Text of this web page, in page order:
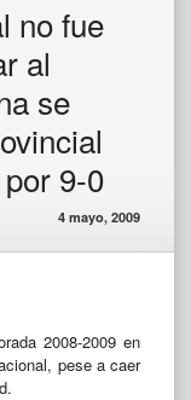
no fue
al
se
9-0
4 mayo, 2009
2008-2009 en
pese a caer